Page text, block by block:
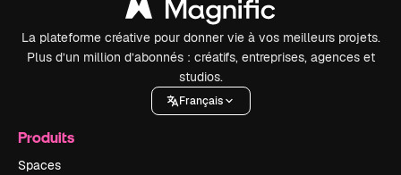
La plateforme créative pour donner vie à vos meilleurs projets.
Plus d’un million d’abonnés : créatifs, entreprises, agences et
studios.
Français
Produits
Spaces